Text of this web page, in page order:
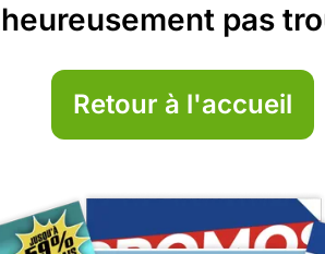
pas
Retour à l'accueil